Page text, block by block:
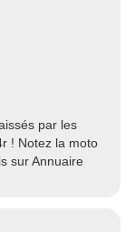
par les
! Notez la moto
sur Annuaire